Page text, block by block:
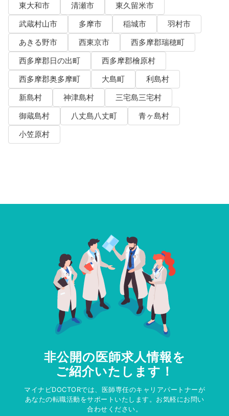
東大和市
清瀬市
東久留米市
武蔵村山市
多摩市 稲城市
羽村市
あきる野市
西東京市
西多摩郡瑞穂町
西多摩郡日の出町
西多摩郡檜原村
西多摩郡奥多摩町
大島町
利島村
新島村
神津島村
三宅島三宅村
御蔵島村
八丈島八丈町
青ヶ島村
小笠原村
非公開の医師求人情報を
ご紹介いたします！
マイナビDOCTORでは、医師専任のキャリアパートナーが
あなたの転職活動をサポートいたします。お気軽にお問い
合わせください。